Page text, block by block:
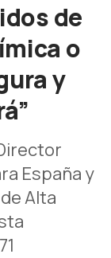
de
o
y
España y
Alta